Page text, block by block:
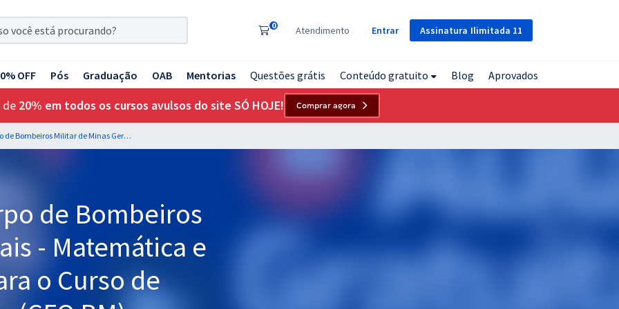
Assinatura Ilimitada 11
0 Atendimento Entrar
OFF Pós Graduação OAB Mentorias Questões grátis Conteúdo gratuito Blog Aprovados
de 20% em todos os cursos avulsos do site SÓ HOJE! Comprar agora
Bombeiros MG - Corpo de Bombeiros Militar de Minas Gerais - Matemática e Raciocínio Lógico para o Curso de Formação de Oficiais (CFO BM) - Professores: Marcelo Leite e Pedro Campos
de Bombeiros
- Matemática e
o Curso de